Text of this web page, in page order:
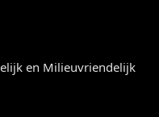
en Milieuvriendelijk